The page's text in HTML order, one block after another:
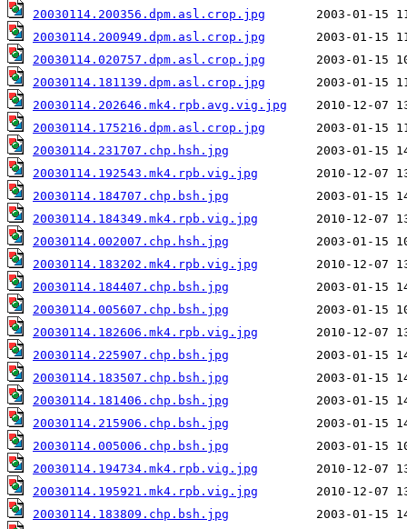
20030114.200356.dpm.asl.crop.jpg
20030114.200949.dpm.asl.crop.jpg
20030114.020757.dpm.asl.crop.jpg
20030114.181139.dpm.asl.crop.jpg
20030114.202646.mk4.rpb.avg.vig.jpg
20030114.175216.dpm.asl.crop.jpg
20030114.231707.chp.hsh.jpg
20030114.192543.mk4.rpb.vig.jpg
20030114.184707.chp.bsh.jpg
20030114.184349.mk4.rpb.vig.jpg
20030114.002007.chp.hsh.jpg
20030114.183202.mk4.rpb.vig.jpg
20030114.184407.chp.bsh.jpg
20030114.005607.chp.bsh.jpg
20030114.182606.mk4.rpb.vig.jpg
20030114.225907.chp.bsh.jpg
20030114.183507.chp.bsh.jpg
20030114.181406.chp.bsh.jpg
20030114.215906.chp.bsh.jpg
20030114.005006.chp.bsh.jpg
20030114.194734.mk4.rpb.vig.jpg
20030114.195921.mk4.rpb.vig.jpg
20030114.183809.chp.bsh.jpg